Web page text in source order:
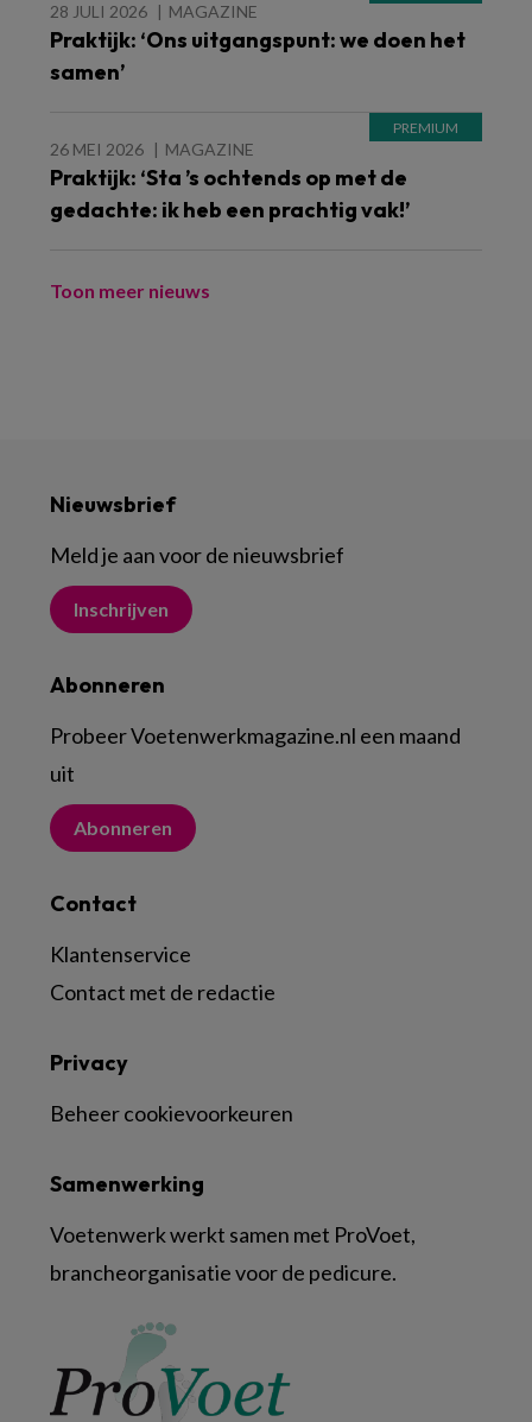
28 JULI 2026 MAGAZINE
Praktijk: ‘Ons uitgangspunt: we doen het
samen’
26 MEI 2026 MAGAZINE
Praktijk: ‘Sta ’s ochtends op met de
gedachte: ik heb een prachtig vak!’
Toon meer nieuws
Nieuwsbrief
Meld je aan voor de nieuwsbrief
Inschrijven
Abonneren
Probeer Voetenwerkmagazine.nl een maand
uit
Abonneren
Contact
Klantenservice
Contact met de redactie
Samenwerking
Voetenwerk werkt samen met ProVoet,
brancheorganisatie voor de pedicure.
Privacy
Beheer cookievoorkeuren